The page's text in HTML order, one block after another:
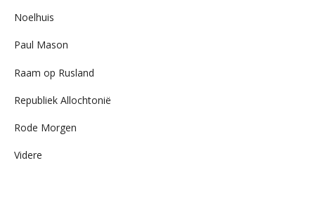
Noelhuis
Paul Mason
Raam op Rusland
Republiek Allochtonië
Rode Morgen
Videre